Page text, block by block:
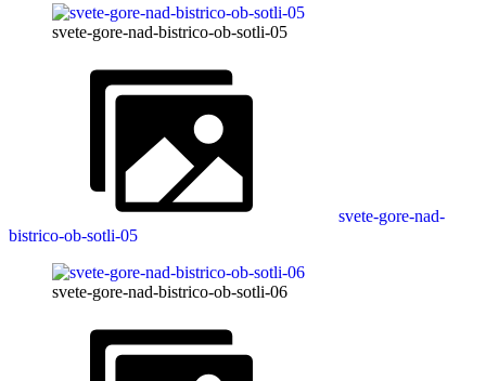
svete-gore-nad-bistrico-ob-sotli-05
svete-gore-nad-
bistrico-ob-sotli-05
svete-gore-nad-bistrico-ob-sotli-06